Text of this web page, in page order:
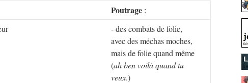
Poutrage :
- des combats de folie,
avec des méchas moches,
mais de folie quand même
(ah ben voilà quand tu
veux.)